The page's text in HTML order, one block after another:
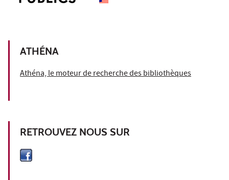
ATHÉNA
Athéna, le moteur de recherche des bibliothèques
RETROUVEZ NOUS SUR